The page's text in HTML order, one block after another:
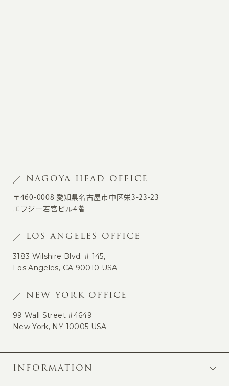
NAGOYA HEAD OFFICE
〒460-0008 愛知県名古屋市中区栄3-23-23
エフジー若宮ビル4階
LOS ANGELES OFFICE
3183 Wilshire Blvd. # 145,
Los Angeles, CA 90010 USA
NEW YORK OFFICE
99 Wall Street #4649
New York, NY 10005 USA
INFORMATION